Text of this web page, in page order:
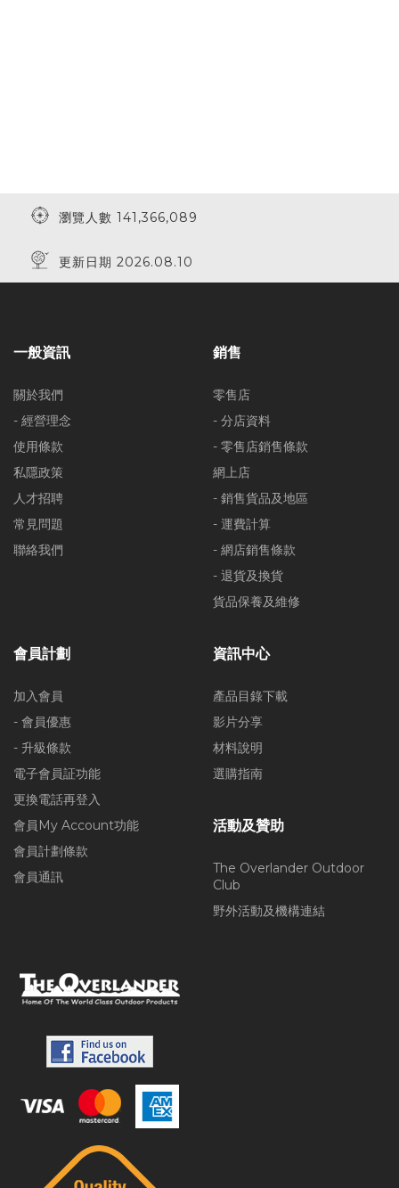
瀏覽人數 141,366,089
更新日期 2026.08.10
一般資訊
關於我們
- 經營理念
使用條款
私隱政策
人才招聘
常見問題
聯絡我們
銷售
零售店
- 分店資料
- 零售店銷售條款
網上店
- 銷售貨品及地區
- 運費計算
- 網店銷售條款
- 退貨及換貨
貨品保養及維修
會員計劃
加入會員
- 會員優惠
- 升級條款
電子會員証功能
更換電話再登入
會員My Account功能
會員計劃條款
會員通訊
資訊中心
產品目錄下載
影片分享
材料說明
選購指南
活動及贊助
The Overlander Outdoor
Club
野外活動及機構連結